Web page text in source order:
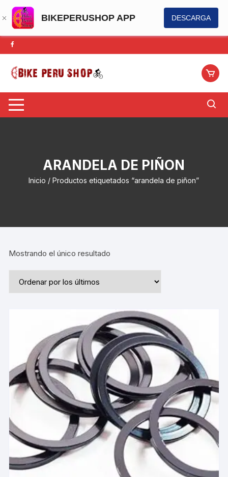
BIKEPERUSHOP APP DESCARGA
Saltar
al
contenido
ARANDELA DE PIÑON
Inicio / Productos etiquetados “arandela de piñon”
Mostrando el único resultado